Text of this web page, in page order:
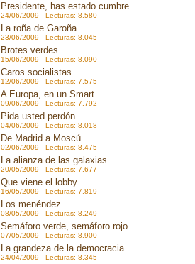
Presidente, has estado cumbre
24/06/2009 Lecturas: 8.580
La roña de Garoña
23/06/2009 Lecturas: 8.045
Brotes verdes
15/06/2009 Lecturas: 8.090
Caros socialistas
12/06/2009 Lecturas: 7.575
A Europa, en un Smart
09/06/2009 Lecturas: 7.792
Pida usted perdón
04/06/2009 Lecturas: 8.018
De Madrid a Moscú
02/06/2009 Lecturas: 8.475
La alianza de las galaxias
20/05/2009 Lecturas: 7.677
Que viene el lobby
16/05/2009 Lecturas: 7.819
Los menéndez
08/05/2009 Lecturas: 8.249
Semáforo verde, semáforo rojo
07/05/2009 Lecturas: 8.900
La grandeza de la democracia
24/04/2009 Lecturas: 8.345